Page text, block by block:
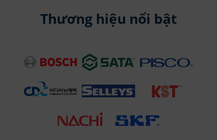
Thương hiệu nổi bật